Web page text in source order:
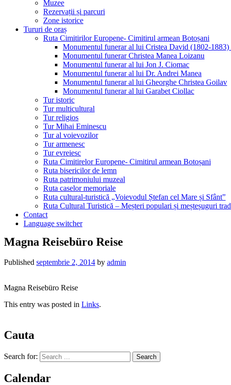
Muzee
Rezervații și parcuri
Zone istorice
Tururi de oraș
Ruta Cimitirilor Europene- Cimitirul armean Botoșani
Monumentul funerar al lui Cristea David (1802-
Monumentul funerar Christea Manea Loizanu
Monumentul funerar al lui Jon J. Ciomac
Monumentul funerar al lui Dr. Andrei Manea
Monumentul funerar al lui Gheorghe Christea Goilav
Monumentul funerar al lui Garabet Ciollac
Tur istoric
Tur multicultural
Tur religios
Tur Mihai Eminescu
Tur al voievozilor
Tur armenesc
Tur evreiesc
Ruta Cimitirelor Europene- Cimitirul armean Botoșani
Ruta bisericilor de lemn
Ruta patrimoniului muzeal
Ruta caselor memoriale
Ruta cultural-turistică „Voievodul Ștefan cel Mare și Sfânt”
Ruta Cultural Turistică – Meșteri populari și meșteșuguri
Contact
Language switcher
Magna Reisebüro Reise
Published septembrie 2, 2014 by admin
Magna Reisebüro Reise
This entry was posted in Links.
Cauta
Search for:
Calendar